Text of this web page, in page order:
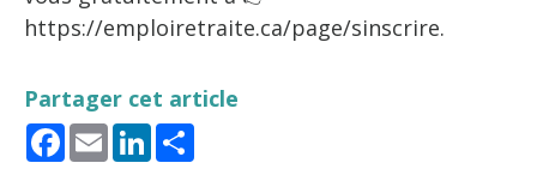
https://emploiretraite.ca/page/sinscrire.
Partager cet article
Facebook
EmailLinkedIn